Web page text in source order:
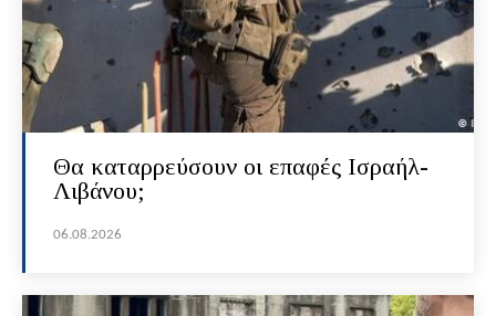
Θα καταρρεύσουν οι επαφές Ισραήλ-
Λιβάνου;
06.08.2026